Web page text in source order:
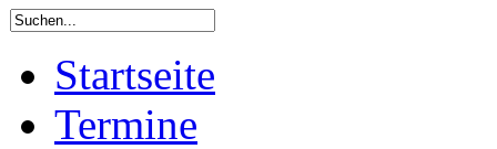
Startseite
Termine